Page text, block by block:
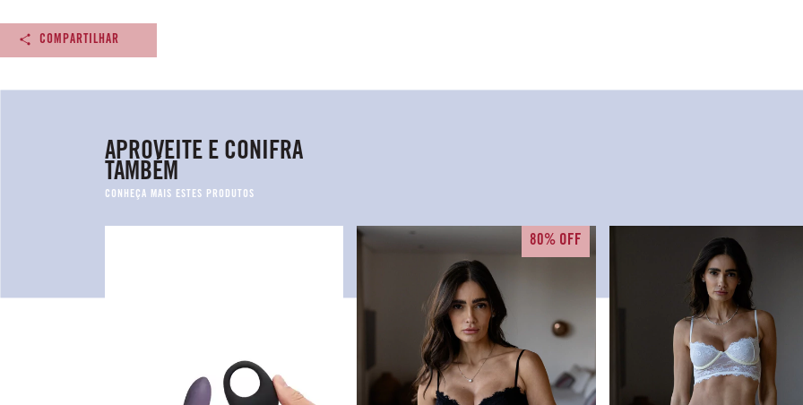
COMPARTILHAR
APROVEITE E CONIFRA
TAMBÉM
80% OFF